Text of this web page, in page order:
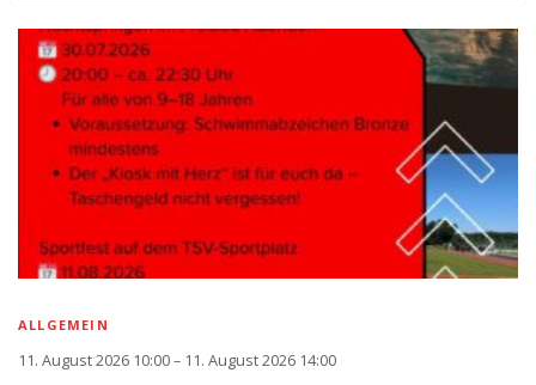
ALLGEMEIN
11. August 2026 10:00 – 11. August 2026 14:00